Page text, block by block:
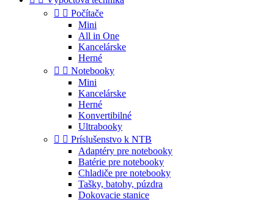
  Počítače
Mini
All in One
Kancelárske
Herné
  Notebooky
Mini
Kancelárske
Herné
Konvertibilné
Ultrabooky
  Príslušenstvo k NTB
Adaptéry pre notebooky
Batérie pre notebooky
Chladiče pre notebooky
Tašky, batohy, púzdra
Dokovacie stanice